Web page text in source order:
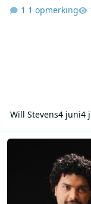
1 opmerking
Will Stevens4 juni4
De Warmste Week